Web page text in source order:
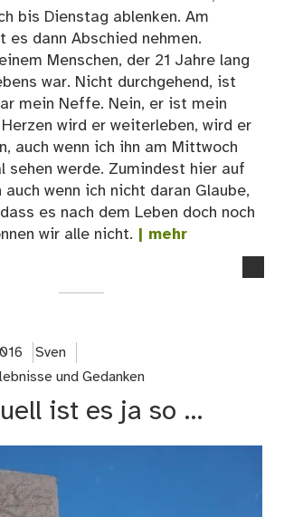
bis Dienstag ablenken. Am
es dann Abschied nehmen.
Menschen, der 21 Jahre lang
war. Nicht durchgehend, ist
mein Neffe. Nein, er ist mein
wird er weiterleben, wird er
auch wenn ich ihn am Mittwoch
sehen werde. Zumindest hier auf
auch wenn ich nicht daran Glaube,
es nach dem Leben doch noch
wir alle nicht. | mehr
Sven
und Gedanken
ist es ja so …